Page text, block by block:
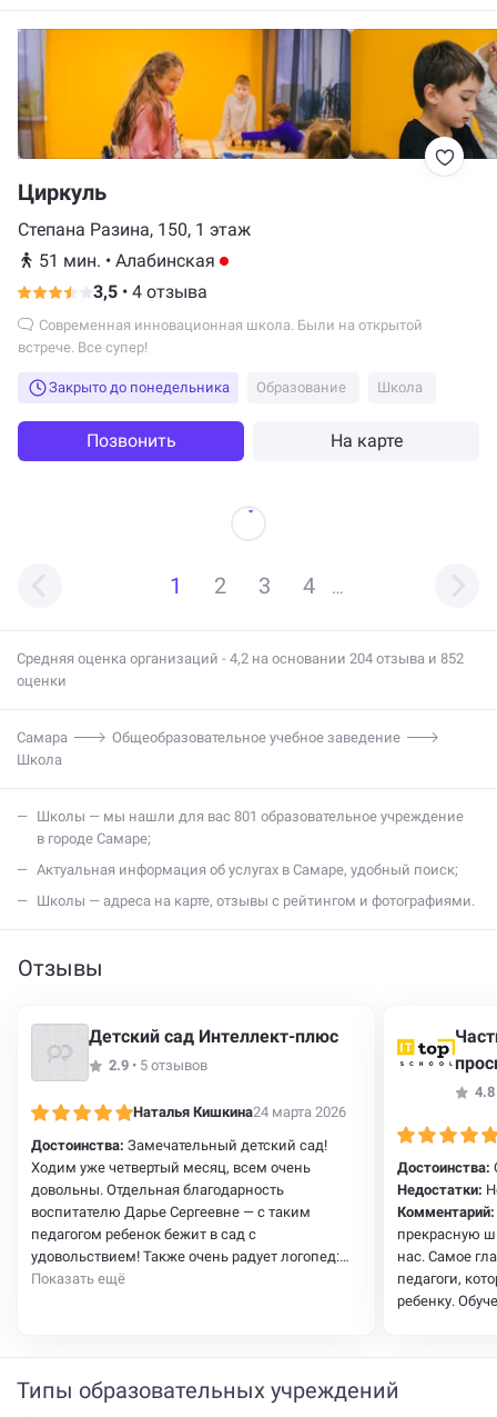
Циркуль
Степана Разина, 150, 1 этаж
51 мин. • Алабинская
3,5 • 4 отзыва
встрече. Все супер!
Закрыто до понедельника Образование Школа
Позвонить На карте
1 2 3 4 …
Средняя оценка организаций - 4,2 на основании 204 отзыва и 852
оценки
Самара
Общеобразовательное учебное заведение
Школа
школы — мы нашли для вас 801 образовательное учреждение
в городе Самаре;
актуальная информация об услугах в Самаре, удобный поиск;
школы — адреса на карте, отзывы с рейтингом и фотографиями.
Отзывы
Детский сад Интеллект-плюс
2.9 • 5 отзывов
Наталья Кишкина24 марта 2026
Достоинства: Замечательный детский сад!
Ходим уже четвертый месяц, всем очень
довольны. Отдельная благодарность
воспитателю Дарье Сергеевне — с таким
педагогом ребенок бежит в сад с
удовольствием! Также очень радует логопед:
творческий подход, занятия в игровой форме —
курсе событий. Плюс удобный формат
Показать ещё
4.8
Достоинства:
Недостатки:
Комментарий:
прекрасную
нас. Самое
педагоги,
ребенку.
Типы образовательных учреждений